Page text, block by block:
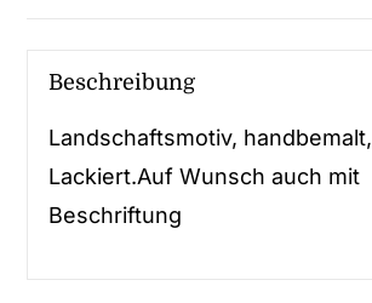
Beschreibung
Landschaftsmotiv, handbemalt,
Lackiert.Auf Wunsch auch mit
Beschriftung